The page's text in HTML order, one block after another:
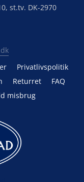
st.tv. DK-2970
Privatlivspolitik
Returret
FAQ
misbrug